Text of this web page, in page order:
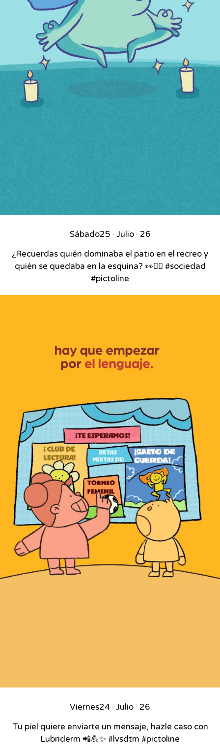
Sábado25 · Julio · 26
¿Recuerdas quién dominaba el patio en el recreo y
quién se quedaba en la esquina? 👀🏃‍♂️ #sociedad
#pictoline
Viernes24 · Julio · 26
Tu piel quiere enviarte un mensaje, hazle caso con
Lubriderm 📲💪✨ #lvsdtm #pictoline